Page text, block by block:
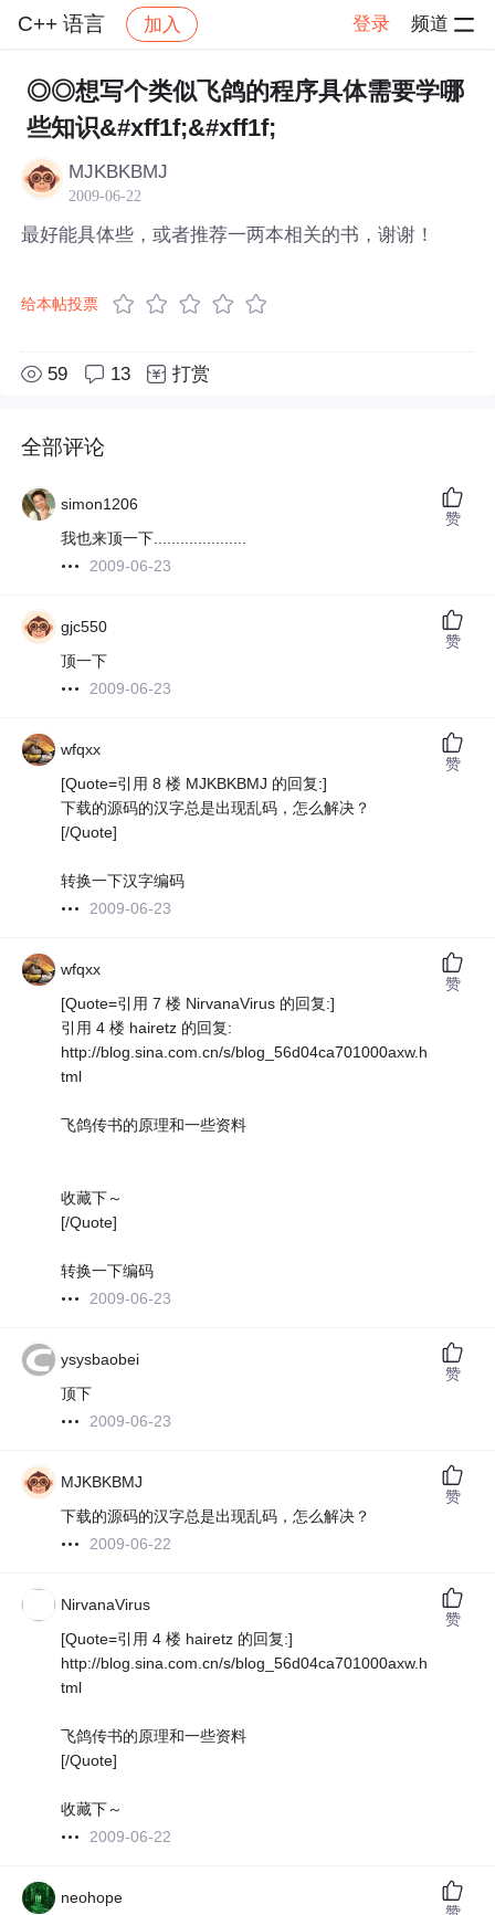
C++ 语言 加入 登录 频道
社区 C++ 语言 帖子详情
◎◎想写个类似飞鸽的程序具体需要学哪
些知识&#xff1f;&#xff1f;
MJKBKBMJ
2009-06-22
最好能具体些，或者推荐一两本相关的书，谢谢！
给本帖投票
59 13 打赏
全部评论
simon1206
我也来顶一下.....................
2009-06-23
赞
gjc550
顶一下
2009-06-23
赞
wfqxx
[Quote=引用 8 楼 MJKBKBMJ 的回复:]
下载的源码的汉字总是出现乱码，怎么解决？
[/Quote]
转换一下汉字编码
2009-06-23
赞
wfqxx
[Quote=引用 7 楼 NirvanaVirus 的回复:]
引用 4 楼 hairetz 的回复:
http://blog.sina.com.cn/s/blog_56d04ca701000axw.h
tml
飞鸽传书的原理和一些资料
收藏下～
[/Quote]
转换一下编码
2009-06-23
赞
ysysbaobei
顶下
2009-06-23
赞
MJKBKBMJ
下载的源码的汉字总是出现乱码，怎么解决？
2009-06-22
赞
NirvanaVirus
[Quote=引用 4 楼 hairetz 的回复:]
http://blog.sina.com.cn/s/blog_56d04ca701000axw.h
tml
飞鸽传书的原理和一些资料
[/Quote]
收藏下～
2009-06-22
赞
neohope
赞